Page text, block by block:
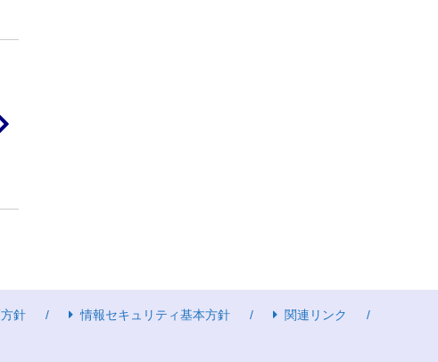
針 情報セキュリティ基本方針
関連リンク